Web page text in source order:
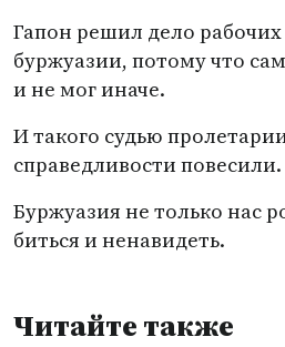
Гапон решил дело рабочих
буржуазии, потому что
и не мог иначе.
И такого судью
справедливости повесили.
Буржуазия не только нас
биться и ненавидеть.
Читайте также